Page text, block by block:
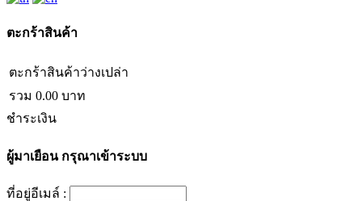
ตะกร้าสินค้า
ตะกร้าสินค้าว่างเปล่า
รวม 0.00 บาท
ชำระเงิน
ผู้มาเยือนกรุณาเข้าระบบ
ที่อยู่อีเมล์ :